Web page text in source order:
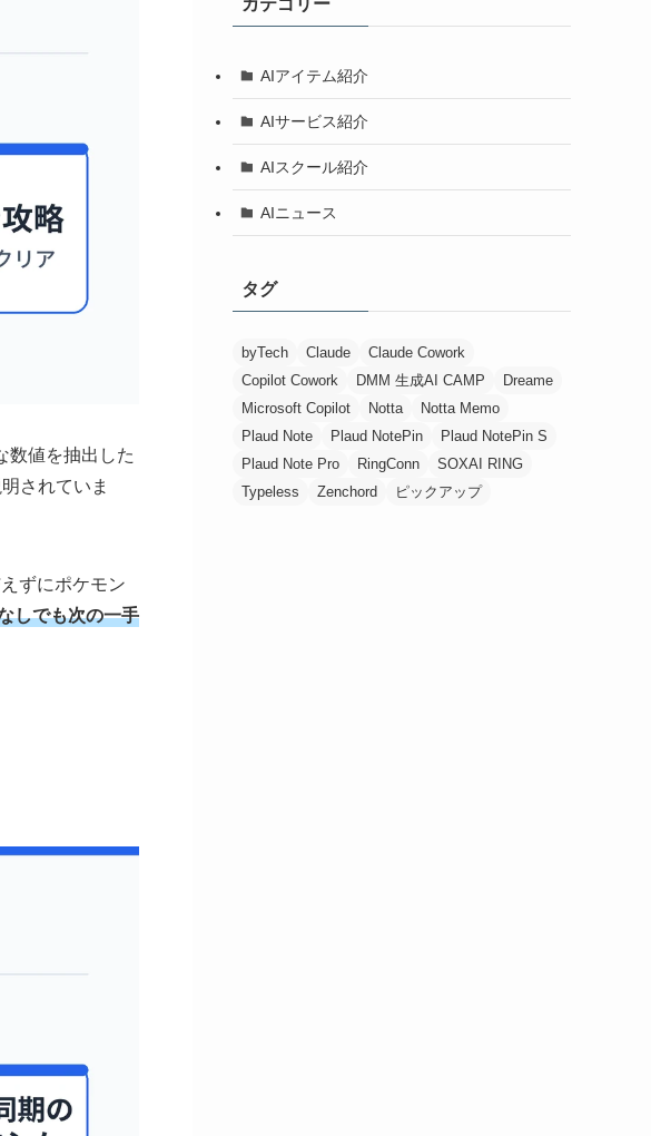
数値を抽出した
されていま
ずにポケモン
しでも次の一手
カテゴリー
AIアイテム紹介
AIサービス紹介
AIスクール紹介
AIニュース
タグ
byTech Claude
Claude Cowork
Copilot Cowork
DMM 生成AI CAMP
Dreame
Microsoft Copilot
Notta
Notta Memo
Plaud Note
Plaud NotePin
Plaud NotePin S
Plaud Note Pro
RingConn
SOXAI RING
Typeless
Zenchord ピックアップ